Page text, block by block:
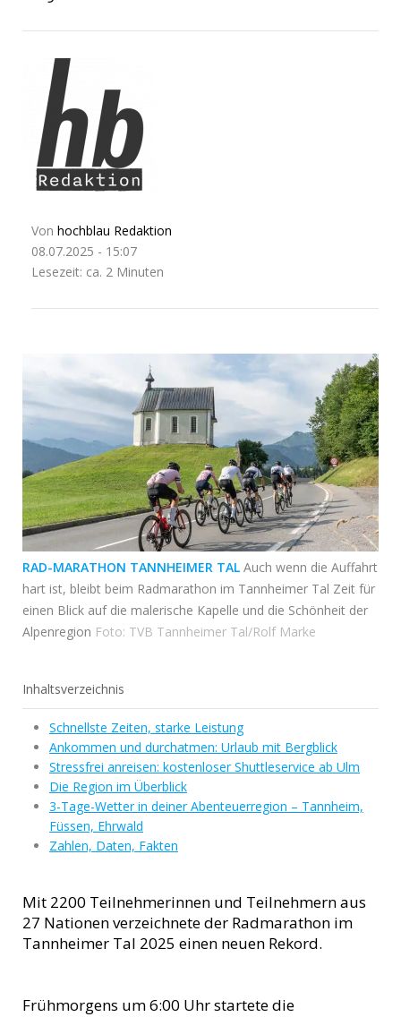
Von hochblau Redaktion
08.07.2025 - 15:07
Lesezeit: ca. 2 Minuten
RAD-MARATHON TANNHEIMER TAL Auch wenn die Auffahrt
hart ist, bleibt beim Radmarathon im Tannheimer Tal Zeit für
einen Blick auf die malerische Kapelle und die Schönheit der
Alpenregion Foto: TVB Tannheimer Tal/Rolf Marke
Inhaltsverzeichnis
Schnellste Zeiten, starke Leistung
Ankommen und durchatmen: Urlaub mit Bergblick
Stressfrei anreisen: kostenloser Shuttleservice ab Ulm
Die Region im Überblick
3-Tage-Wetter in deiner Abenteuerregion – Tannheim,
Füssen, Ehrwald
Zahlen, Daten, Fakten
Mit 2200 Teilnehmerinnen und Teilnehmern aus
27 Nationen verzeichnete der Radmarathon im
Tannheimer Tal 2025 einen neuen Rekord.
Frühmorgens um 6:00 Uhr startete die